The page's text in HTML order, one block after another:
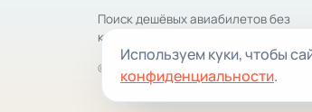
Поиск дешёвых авиабилетов без
комиссии
© 2014–2026 Good Riddance
Используем куки, чтобы
конфиденциальности.